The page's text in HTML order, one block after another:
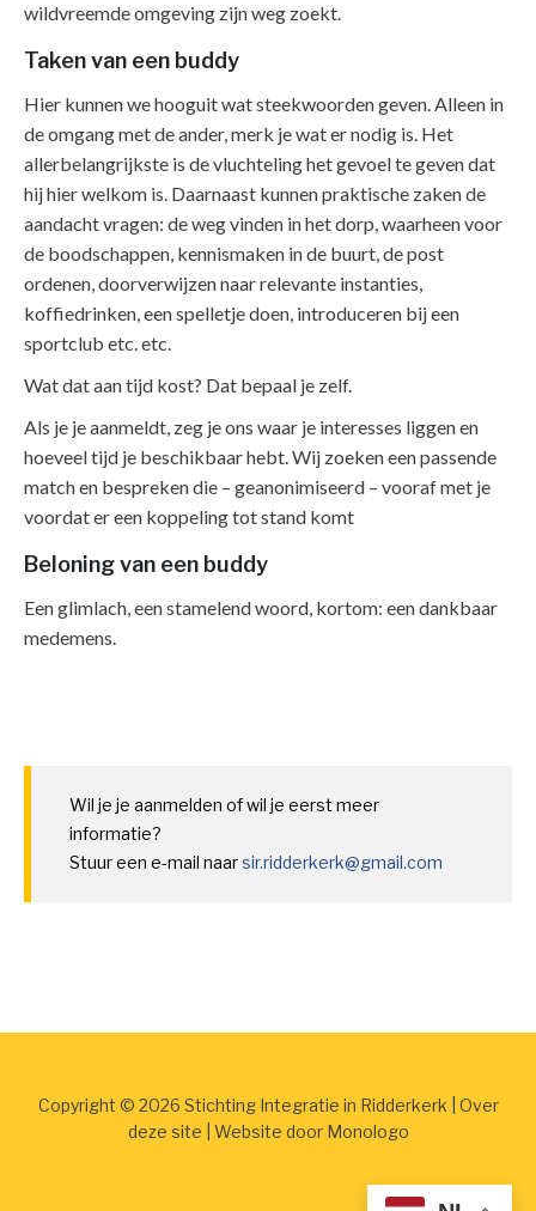
wildvreemde omgeving zijn weg zoekt.
Taken van een buddy
Hier kunnen we hooguit wat steekwoorden geven. Alleen in
de omgang met de ander, merk je wat er nodig is. Het
allerbelangrijkste is de vluchteling het gevoel te geven dat
hij hier welkom is. Daarnaast kunnen praktische zaken de
aandacht vragen: de weg vinden in het dorp, waarheen voor
de boodschappen, kennismaken in de buurt, de post
ordenen, doorverwijzen naar relevante instanties,
koffiedrinken, een spelletje doen, introduceren bij een
sportclub etc. etc.
Wat dat aan tijd kost? Dat bepaal je zelf.
Als je je aanmeldt, zeg je ons waar je interesses liggen en
hoeveel tijd je beschikbaar hebt. Wij zoeken een passende
match en bespreken die – geanonimiseerd – vooraf met je
voordat er een koppeling tot stand komt
Beloning van een buddy
Een glimlach, een stamelend woord, kortom: een dankbaar
medemens.
Wil je je aanmelden of wil je eerst meer
informatie?
Stuur een e-mail naarsir.ridderkerk@gmail.com
Copyright © 2026 Stichting Integratie in Ridderkerk | Over
deze site | Website door Monologo